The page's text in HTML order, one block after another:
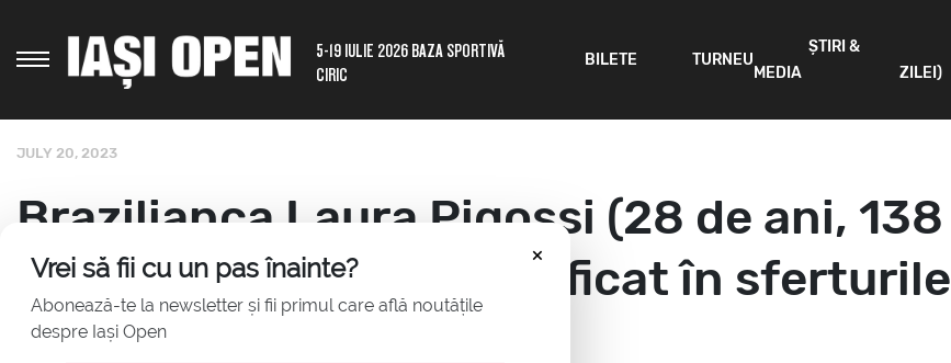
5-19 IULIE 2026 BAZA SPORTIVĂ
CIRIC
BILETE TURNEU
ȘTIRI &
MEDIA
ZILEI)
×
Vrei să fii cu un pas înainte?
Abonează-te la newsletter și fii primul care află noutățile
despre Iași Open
JULY 20, 2023
Brazilianca Laura Pigossi (28 de ani, 138
WTA), favorită 7, s-a calificat în sferturile
de finală